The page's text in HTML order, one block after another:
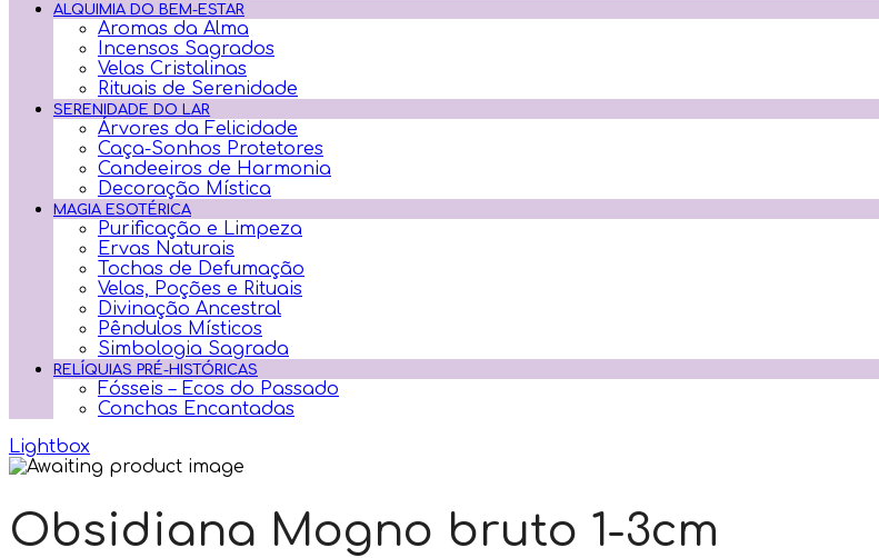
ALQUIMIA DO BEM-ESTAR
Aromas da Alma
Incensos Sagrados
Velas Cristalinas
Rituais de Serenidade
SERENIDADE DO LAR
Árvores da Felicidade
Caça-Sonhos Protetores
Candeeiros de Harmonia
Decoração Mística
MAGIA ESOTÉRICA
Purificação e Limpeza
Ervas Naturais
Tochas de Defumação
Velas, Poções e Rituais
Divinação Ancestral
Pêndulos Místicos
Simbologia Sagrada
RELÍQUIAS PRÉ-HISTÓRICAS
Fósseis – Ecos do Passado
Conchas Encantadas
Lightbox
Obsidiana Mogno bruto 1-3cm